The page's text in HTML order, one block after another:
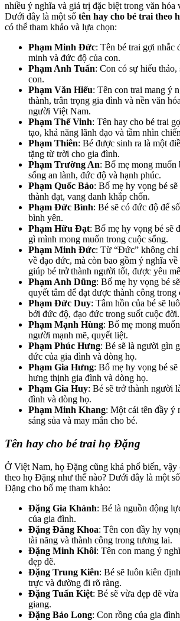
nhiều ý nghĩa và giá trị đặc biệt trong văn hóa
Dưới đây là một số tên hay cho bé trai theo
có thể tham khảo và lựa chọn:
Phạm Minh Đức: Tên bé trai gợi nhắc
minh và đức độ của con.
Phạm Anh Tuấn: Con có sự hiếu thảo,
con.
Phạm Văn Hiếu: Tên con trai mang ý
thành, trân trọng gia đình và nền văn
người Việt Nam.
Phạm Thế Vinh: Tên hay cho bé trai
tạo, khả năng lãnh đạo và tầm nhìn
Phạm Thiên: Bé được sinh ra là một
tặng từ trời cho gia đình.
Phạm Trường An: Bố mẹ mong muốn
sống an lành, đức độ và hạnh phúc.
Phạm Quốc Bảo: Bố mẹ hy vọng bé
thành đạt, vang danh khắp chốn.
Phạm Ðức Bình: Bé sẽ có đức độ để
bình yên.
Phạm Hữu Đạt: Bố mẹ hy vọng bé sẽ
gì mình mong muốn trong cuộc sống.
Phạm Minh Đức: Từ “Đức” không
về đạo đức, mà còn bao gồm ý nghĩa về
giúp bé trở thành người tốt, được yêu
Phạm Anh Dũng: Bố mẹ hy vọng bé
quyết tâm để đạt được thành công trong
Phạm Đức Duy: Tâm hồn của bé sẽ
bởi đức độ, đạo đức trong suốt cuộc đời.
Phạm Mạnh Hùng: Bố mẹ mong
người mạnh mẽ, quyết liệt.
Phạm Phúc Hưng: Bé sẽ là người gìn
đức của gia đình và dòng họ.
Phạm Gia Hưng: Bố mẹ hy vọng bé
hưng thịnh gia đình và dòng họ.
Phạm Gia Huy: Bé sẽ trở thành người
đình và dòng họ.
Phạm Minh Khang: Một cái tên đầy ý
sáng sủa và may mắn cho bé.
Tên hay cho bé trai họ Đặng
Ở Việt Nam, họ Đặng cũng khá phổ biến, vậy
theo họ Đặng như thế nào? Dưới đây là một
Đặng cho bố mẹ tham khảo:
Đặng Gia Khánh: Bé là nguồn động
của gia đình.
Đặng Đăng Khoa: Tên con đầy hy
tài năng và thành công trong tương lai.
Đặng Minh Khôi: Tên con mang ý
đẹp đẽ.
Đặng Trung Kiên: Bé sẽ luôn kiên
trực và đường đi rõ ràng.
Đặng Tuấn Kiệt: Bé sẽ vừa đẹp đẽ
giang.
Đặng Bảo Long: Con rồng của gia